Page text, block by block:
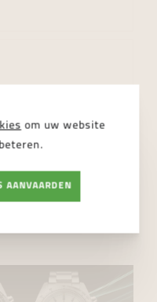
om uw website
AANVAARDEN